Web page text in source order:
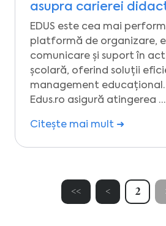
asupra carierei
EDUS este cea mai
platformă de organizare,
comunicare și suport în
școlară, oferind soluții
management
Edus.ro asigură atingerea …
Citește mai mult ➜
<< < 2